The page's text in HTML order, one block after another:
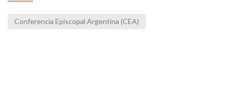
Conferencia Episcopal Argentina (CEA)